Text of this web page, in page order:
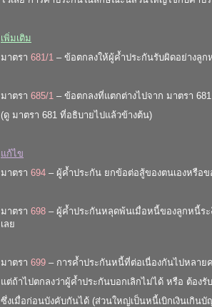
เพิ่มเติม
มาตรา 681/1 – ข้อตกลงให้ผู้ค้ำประกันรับผิดอย่างลู
มาตรา 685/1 – ข้อตกลงที่แตกต่างไปจาก มาตรา
(ดู มาตรา 681 ที่อธิบายไปแล้วข้างต้น)
แก้ไข
มาตรา 694 – ผู้ค้ำประกัน ยกข้อต่อสู้ของตนเองหรือ
มาตรา 698 – ผู้ค้ำประกันหลุดพ้นเมื่อหนี้ของลูกหนี้ระ
เลย
มาตรา 699 – การค้ำประกันหนี้ที่ต่อเนื่องกันไปหลาย
แต่ถ้าไปตกลงว่าผู้ค้ำประกันบอกเลิกไม่ได้ หรือ ต้อง
ซึ่งเมื่อก่อนบังคับกันได้ (ส่วนใหญ่เป็นหนี้เบิกเงินเกิน